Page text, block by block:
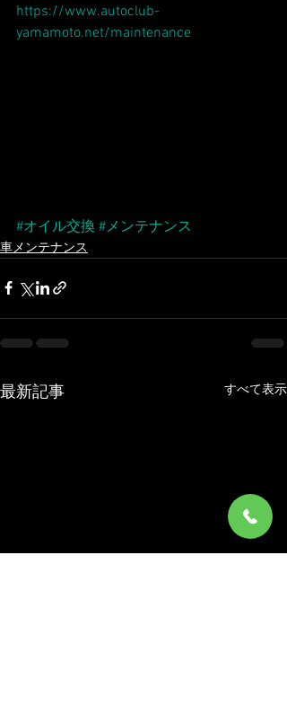
https://www.autoclub-
yamamoto.net/maintenance
#オイル交換 #メンテナンス
車メンテナンス
最新記事 すべて表示